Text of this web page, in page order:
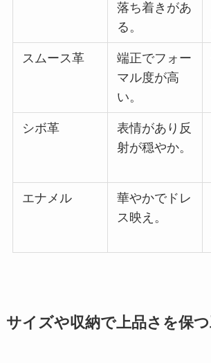
落ち着きがあ
る。
スムース革
端正でフォー
マル度が高
い。
シボ革
表情があり反
射が穏やか。
エナメル
華やかでドレ
ス映え。
サイズや収納で上品さを保